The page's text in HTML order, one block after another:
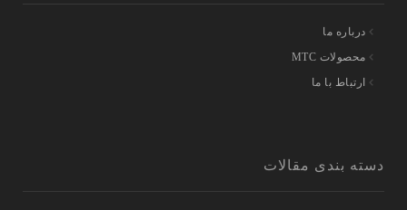
درباره ما
محصولات MTC
ارتباط با ما
دسته بندی مقالات